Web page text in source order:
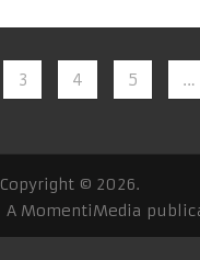
3 4 5 …
Copyright © 2026.
A MomentiMedia